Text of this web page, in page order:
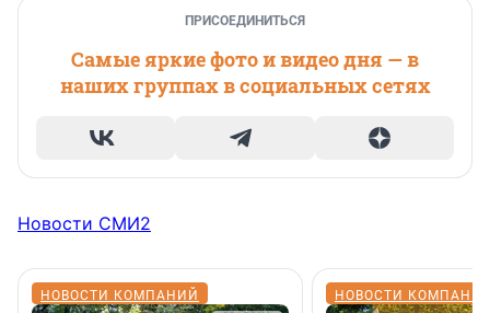
ПРИСОЕДИНИТЬСЯ
Самые яркие фото и видео дня — в
наших группах в социальных сетях
Новости СМИ2
НОВОСТИ КОМПАНИЙ НОВОСТИ